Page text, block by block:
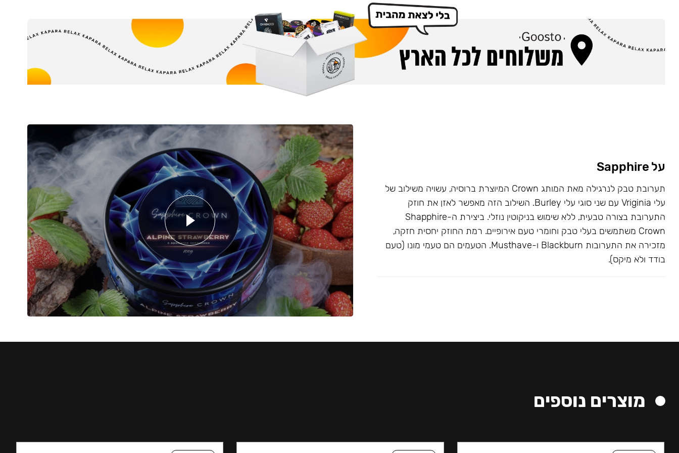
על Sapphire
תערובת טבק לנרגילה מאת המותג Crown המיוצרת ברוסיה, עשויה משילוב של
עלי Vriginia עם שני סוגי עלי Burley. השילוב הזה מאפשר לאזן את חוזק
התערובת בצורה טבעית, ללא שימוש בניקוטין נוזלי. ביצירת ה-Shapphire
Crown משתמשים בעלי טבק וחומרי טעם אירופיים. רמת החוזק יחסית חזקה,
מזכירה את התערובות Blackburn ו-Musthave. הטעמים הם טעמי מונו (טעם
בודד ולא מיקס).
מוצרים נוספים